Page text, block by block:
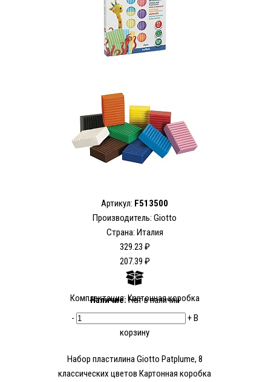
Артикул: F513500
Производитель: Giotto
Страна: Италия
329.23 ₽
207.39 ₽
Комплектация: Картонная коробка
Наличие:Нет в наличии
-
+В
корзину
Набор пластилина Giotto Patplume, 8
классических цветов Картонная коробка